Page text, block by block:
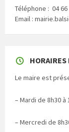
Téléphone : 04 66
Email :
HORAIRES
Le maire est
– Mardi de 8h30 à
– Mercredi de